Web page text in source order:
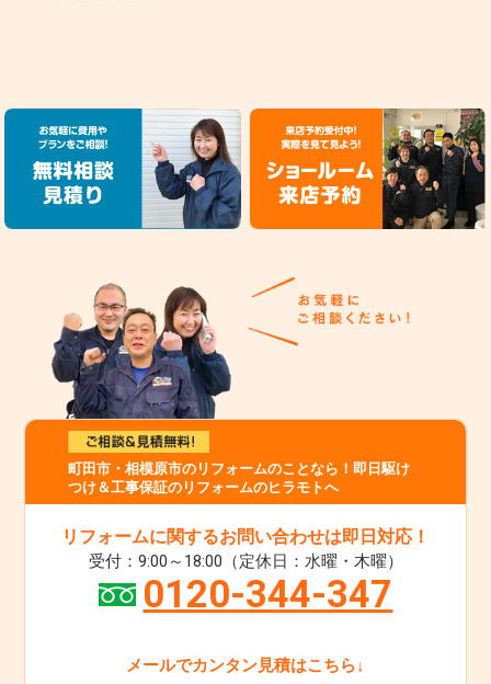
町田市・相模原市のリフォームのことなら！即日駆け
つけ＆工事保証のリフォームのヒラモトへ
リフォームに関するお問い合わせは即日対応！
受付：9:00～18:00（定休日：水曜・木曜）
0120-344-347
メールでカンタン見積はこちら↓